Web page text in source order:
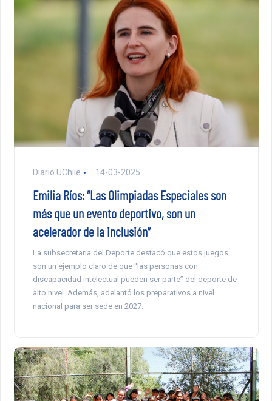
Diario UChile 14-03-2025
Emilia Ríos: “Las Olimpiadas Especiales son
más que un evento deportivo, son un
acelerador de la inclusión”
La subsecretaria del Deporte destacó que estos juegos
son un ejemplo claro de que “las personas con
discapacidad intelectual pueden ser parte” del deporte de
alto nivel. Además, adelantó los preparativos a nivel
nacional para ser sede en 2027.